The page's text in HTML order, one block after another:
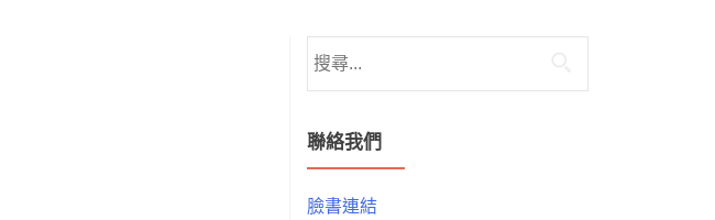
尋
鍵
字:
聯絡我們
臉書連結